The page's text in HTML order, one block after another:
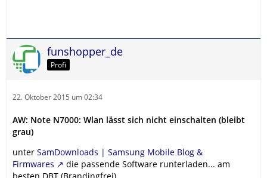
funshopper_de
Profi
22. Oktober 2015 um 02:34
AW: Note N7000: Wlan lässt sich nicht einschalten (bleibt
grau)
unter SamDownloads | Samsung Mobile Blog &
Firmwares
die passende Software runterladen... am
besten DBT (Brandingfrei).